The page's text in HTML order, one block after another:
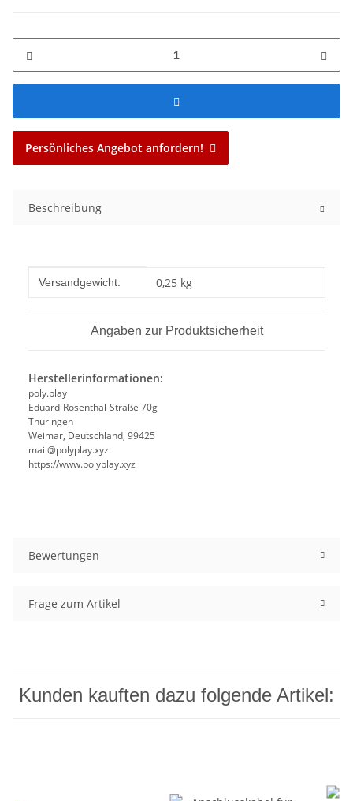
Persönliches Angebot anfordern!
Beschreibung
Produkteigenschaft
Wert
Versandgewicht: 0,25 kg
Angaben zur Produktsicherheit
Herstellerinformationen:
poly.play
Eduard-Rosenthal-Straße 70g
Thüringen
Weimar, Deutschland, 99425
mail@polyplay.xyz
https://www.polyplay.xyz
Bewertungen
Frage zum Artikel
Kunden kauften dazu folgende Artikel: